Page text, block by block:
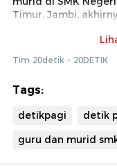
Timur, Jambi,
polisi atas kasus
setempat akhirnya
lengkapnya hanya di
Tim 20detik - 20DETIK
Tags:
detikpagi detik
guru dan murid